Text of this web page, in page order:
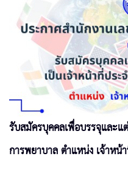
รับสมัครบุคคลเพื่อบรรจุและแ
การพยาบาล ตำแหน่ง เจ้าหน้